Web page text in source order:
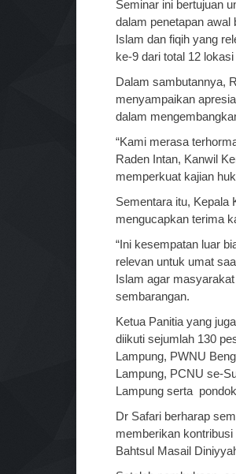
Seminar ini bertujuan
dalam penetapan awal
Islam dan fiqih yang
ke-9 dari total 12
Dalam sambutannya,
menyampaikan
dalam
“Kami merasa
Raden Intan, Kanwil
memperkuat kajian
Sementara itu, Kepala
mengucapkan terima
“Ini kesempatan luar
relevan untuk umat
Islam agar
sembarangan.
Ketua Panitia yang
diikuti sejumlah 130
Lampung, PWNU
Lampung, PCNU se-
Lampung serta
Dr Safari berharap
memberikan
Bahtsul Masail